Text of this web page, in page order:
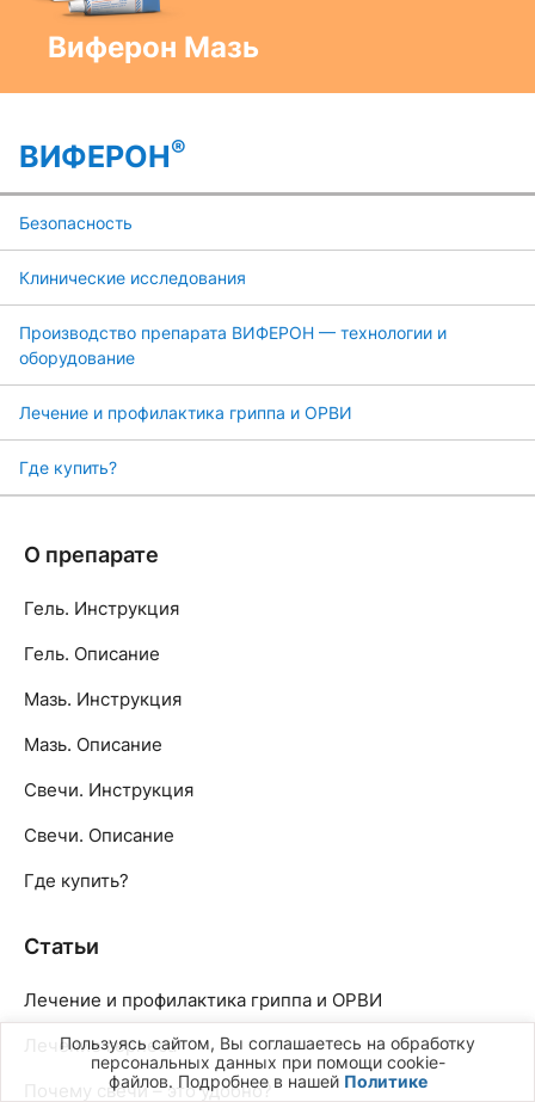
Пользуясь сайтом, Вы соглашаетесь на обработку
персональных данных при помощи cookie-
файлов. Подробнее в нашей Политике
Виферон Мазь
ВИФЕРОН®
Безопасность
Клинические исследования
Производство препарата ВИФЕРОН — технологии и
оборудование
Лечение и профилактика гриппа и ОРВИ
Где купить?
О препарате
Гель. Инструкция
Гель. Описание
Мазь. Инструкция
Мазь. Описание
Свечи. Инструкция
Свечи. Описание
Где купить?
Статьи
Лечение и профилактика гриппа и ОРВИ
Лечение герпеса
Почему свечи – это удобно?